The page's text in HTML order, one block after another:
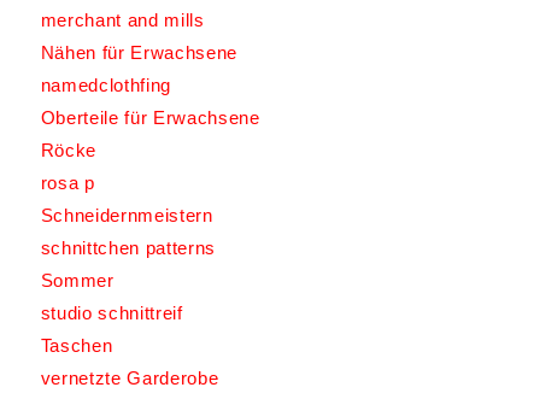
merchant and mills
Nähen für Erwachsene
namedclothfing
Oberteile für Erwachsene
Röcke
rosa p
Schneidernmeistern
schnittchen patterns
Sommer
studio schnittreif
Taschen
vernetzte Garderobe